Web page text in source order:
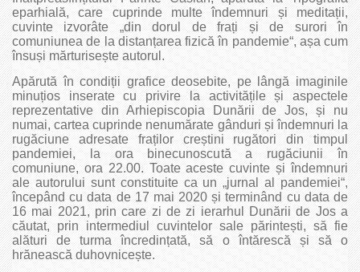
eparhială, care cuprinde multe îndemnuri și meditații,
cuvinte izvorâte „din dorul de frați și de surori în
comuniunea de la distanțarea fizică în pandemie“, așa cum
însuși mărturisește autorul.
Apărută în condiții grafice deosebite, pe lângă imaginile
minuțios inserate cu privire la activitățile și aspectele
reprezentative din Arhiepiscopia Dunării de Jos, și nu
numai, cartea cuprinde nenumărate gânduri și îndemnuri la
rugăciune adresate fraților creștini rugători din timpul
pandemiei, la ora binecunoscută a rugăciunii în
comuniune, ora 22.00. Toate aceste cuvinte și îndemnuri
ale autorului sunt constituite ca un „jurnal al pandemiei“,
începând cu data de 17 mai 2020 și terminând cu data de
16 mai 2021, prin care zi de zi ierarhul Dunării de Jos a
căutat, prin intermediul cuvintelor sale părintești, să fie
alături de turma încredințată, să o întărescă și să o
hrănească duhovnicește.